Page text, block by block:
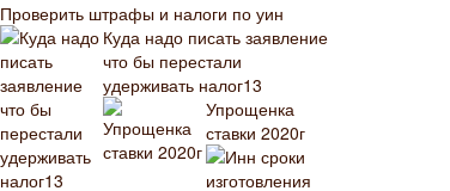
Проверить штрафы и налоги по уин
Куда надо писать заявление
что бы перестали
удерживать налог13
Упрощенка
ставки 2020г